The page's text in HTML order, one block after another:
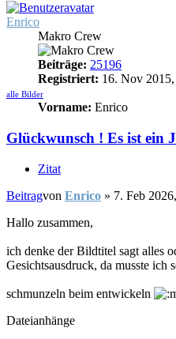
Enrico
Makro Crew
Beiträge: 25196
Registriert: 16. Nov
alle Bilder
Vorname: Enrico
Glückwunsch ! Es ist ein
Zitat
Beitragvon Enrico » 7. Feb
Hallo zusammen,
ich denke der Bildtitel sagt alles
Gesichtsausdruck, da musste ich
schmunzeln beim entwickeln
Dateianhänge